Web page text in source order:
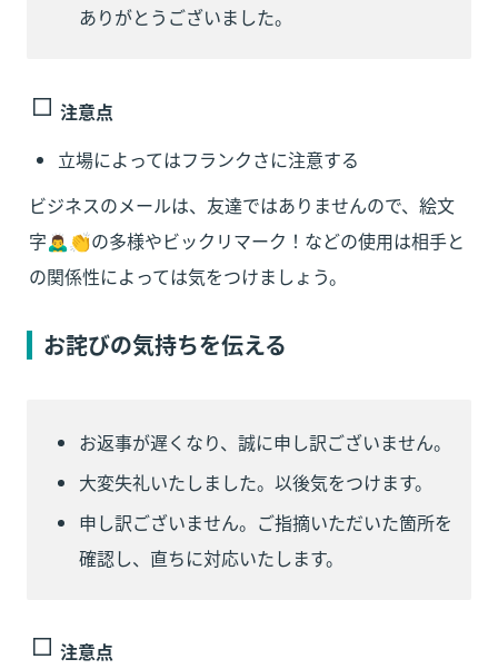
ありがとうございました。
注意点
立場によってはフランクさに注意する
ビジネスのメールは、友達ではありませんので、絵文
字🙇‍♂️👏の多様やビックリマーク！などの使用は相手と
の関係性によっては気をつけましょう。
お詫びの気持ちを伝える
お返事が遅くなり、誠に申し訳ございません。
大変失礼いたしました。以後気をつけます。
申し訳ございません。ご指摘いただいた箇所を
確認し、直ちに対応いたします。
注意点